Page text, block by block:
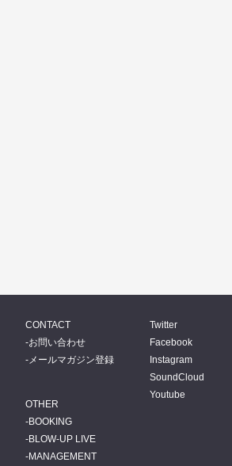
CONTACT
お問い合わせ
メールマガジン登録
OTHER
BOOKING
BLOW-UP LIVE
MANAGEMENT
Twitter
Facebook
Instagram
SoundCloud
Youtube